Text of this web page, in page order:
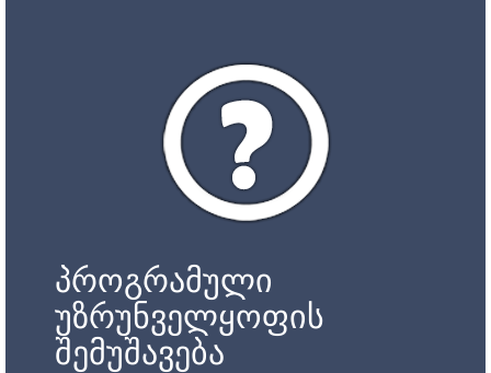
პროგრამული
უზრუნველყოფის
შემუშავება